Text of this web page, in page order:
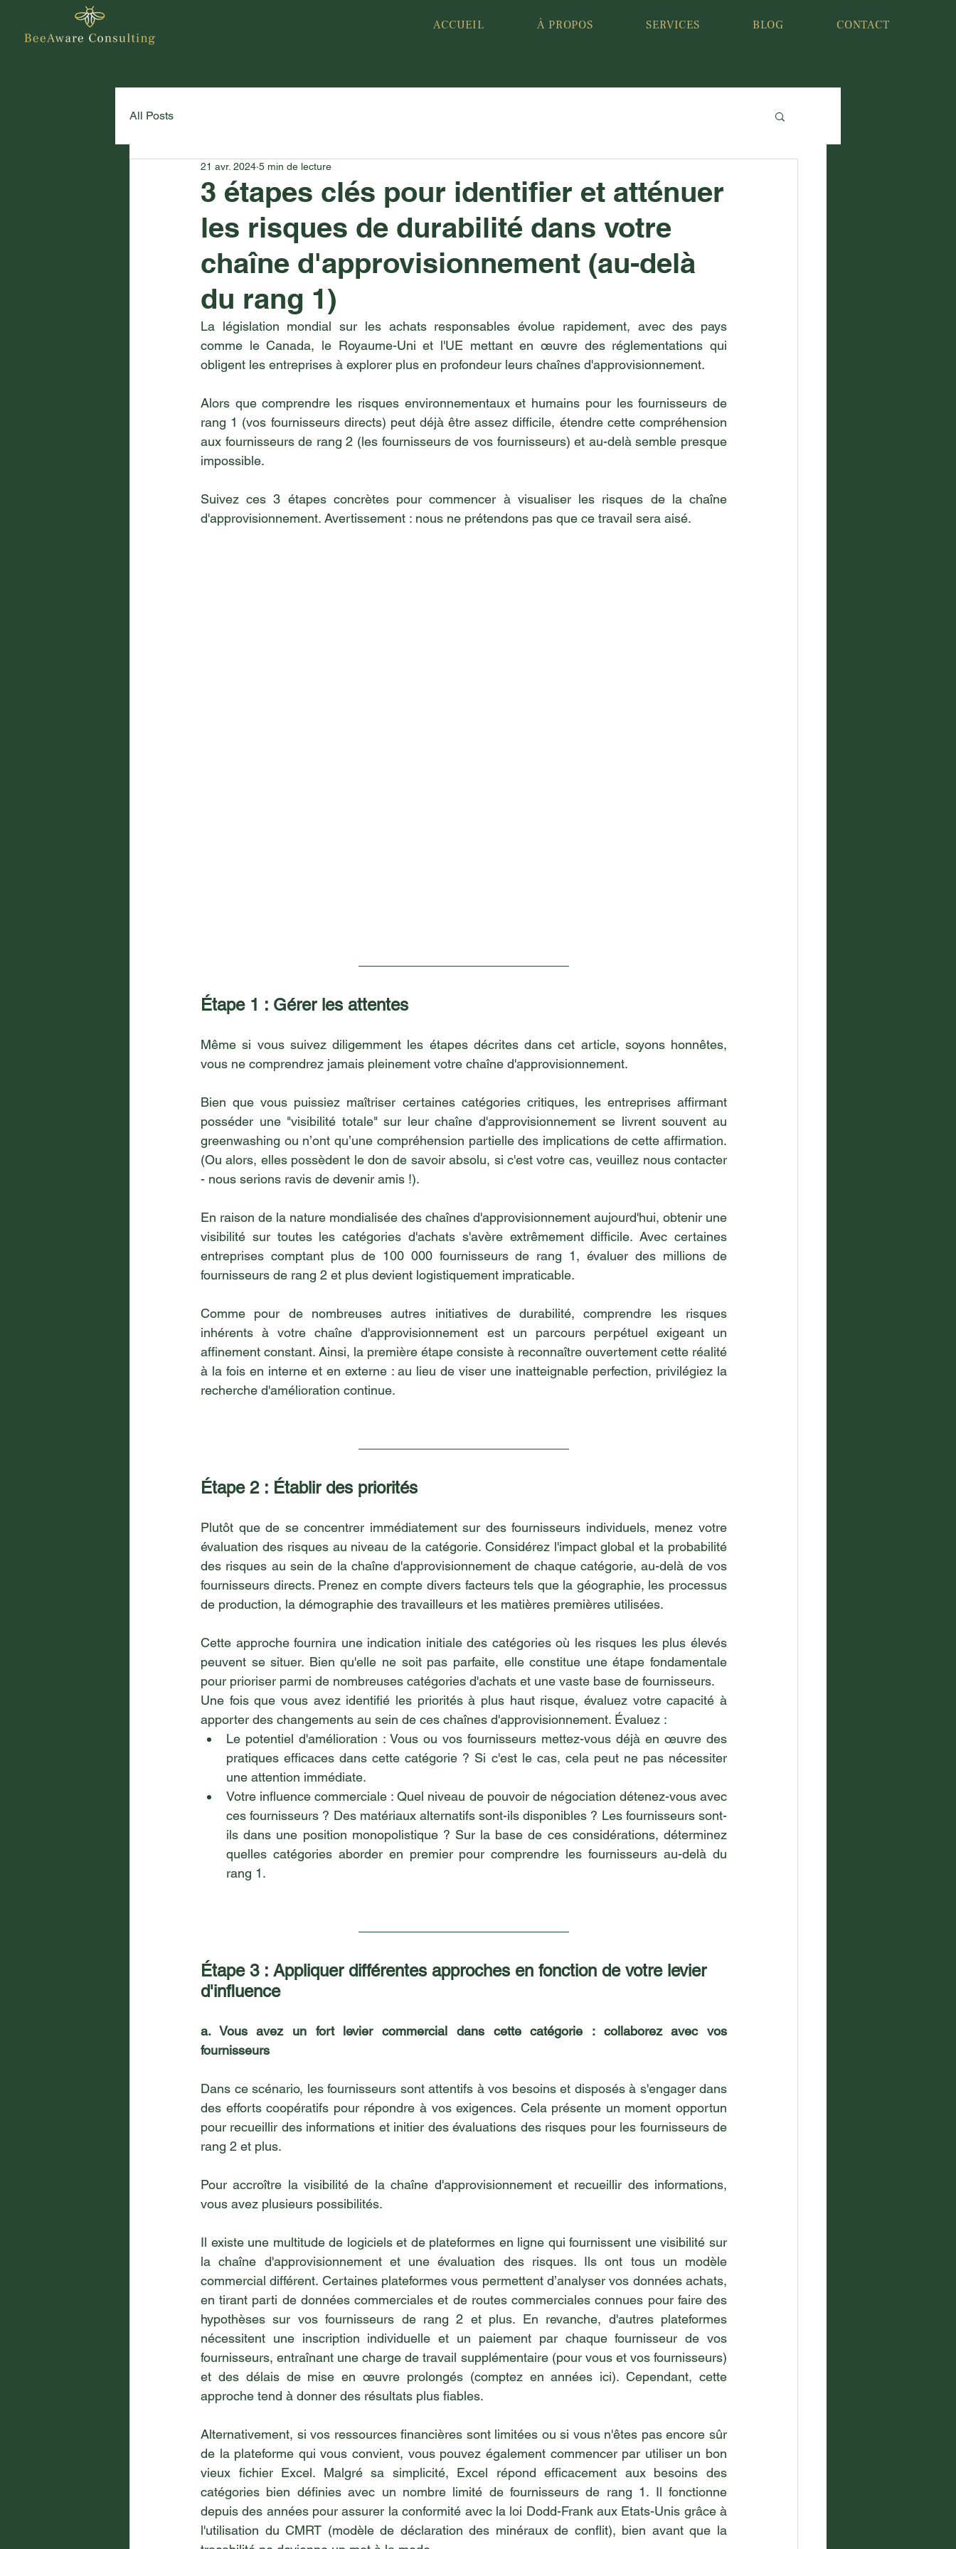
ACCUEIL À PROPOS SERVICES BLOG CONTACT
All Posts
3 étapes clés pour identifier et atténuer
les risques de durabilité dans votre
chaîne d'approvisionnement (au-delà
du rang 1)
21 avr. 2024 5 min de lecture
La législation mondial sur les achats responsables évolue rapidement, avec des pays
comme le Canada, le Royaume-Uni et l'UE mettant en œuvre des réglementations qui
obligent les entreprises à explorer plus en profondeur leurs chaînes d'approvisionnement.
Alors que comprendre les risques environnementaux et humains pour les fournisseurs de
rang 1 (vos fournisseurs directs) peut déjà être assez difficile, étendre cette compréhension
aux fournisseurs de rang 2 (les fournisseurs de vos fournisseurs) et au-delà semble presque
impossible.
Suivez ces 3 étapes concrètes pour commencer à visualiser les risques de la chaîne
d'approvisionnement. Avertissement : nous ne prétendons pas que ce travail sera aisé.
Étape 1 : Gérer les attentes
Même si vous suivez diligemment les étapes décrites dans cet article, soyons honnêtes,
vous ne comprendrez jamais pleinement votre chaîne d'approvisionnement.
Bien que vous puissiez maîtriser certaines catégories critiques, les entreprises affirmant
posséder une "visibilité totale" sur leur chaîne d'approvisionnement se livrent souvent au
greenwashing ou n’ont qu’une compréhension partielle des implications de cette affirmation.
(Ou alors, elles possèdent le don de savoir absolu, si c'est votre cas, veuillez nous contacter
- nous serions ravis de devenir amis !).
En raison de la nature mondialisée des chaînes d'approvisionnement aujourd'hui, obtenir une
visibilité sur toutes les catégories d'achats s'avère extrêmement difficile. Avec certaines
entreprises comptant plus de 100 000 fournisseurs de rang 1, évaluer des millions de
fournisseurs de rang 2 et plus devient logistiquement impraticable.
Comme pour de nombreuses autres initiatives de durabilité, comprendre les risques
inhérents à votre chaîne d'approvisionnement est un parcours perpétuel exigeant un
affinement constant. Ainsi, la première étape consiste à reconnaître ouvertement cette réalité
à la fois en interne et en externe : au lieu de viser une inatteignable perfection, privilégiez la
recherche d'amélioration continue.
Étape 2 : Établir des priorités
Plutôt que de se concentrer immédiatement sur des fournisseurs individuels, menez votre
évaluation des risques au niveau de la catégorie. Considérez l'impact global et la probabilité
des risques au sein de la chaîne d'approvisionnement de chaque catégorie, au-delà de vos
fournisseurs directs. Prenez en compte divers facteurs tels que la géographie, les processus
de production, la démographie des travailleurs et les matières premières utilisées.
Cette approche fournira une indication initiale des catégories où les risques les plus élevés
peuvent se situer. Bien qu'elle ne soit pas parfaite, elle constitue une étape fondamentale
pour prioriser parmi de nombreuses catégories d'achats et une vaste base de fournisseurs.
Une fois que vous avez identifié les priorités à plus haut risque, évaluez votre capacité à
apporter des changements au sein de ces chaînes d'approvisionnement. Évaluez :
Le potentiel d'amélioration : Vous ou vos fournisseurs mettez-vous déjà en œuvre des
pratiques efficaces dans cette catégorie ? Si c'est le cas, cela peut ne pas nécessiter
une attention immédiate.
Votre influence commerciale : Quel niveau de pouvoir de négociation détenez-vous avec
ces fournisseurs ? Des matériaux alternatifs sont-ils disponibles ? Les fournisseurs sont-
ils dans une position monopolistique ? Sur la base de ces considérations, déterminez
quelles catégories aborder en premier pour comprendre les fournisseurs au-delà du
rang 1.
Étape 3 : Appliquer différentes approches en fonction de votre levier
d'influence
a. Vous avez un fort levier commercial dans cette catégorie : collaborez avec vos
fournisseurs
Dans ce scénario, les fournisseurs sont attentifs à vos besoins et disposés à s'engager dans
des efforts coopératifs pour répondre à vos exigences. Cela présente un moment opportun
pour recueillir des informations et initier des évaluations des risques pour les fournisseurs de
rang 2 et plus.
Pour accroître la visibilité de la chaîne d'approvisionnement et recueillir des informations,
vous avez plusieurs possibilités.
Il existe une multitude de logiciels et de plateformes en ligne qui fournissent une visibilité sur
la chaîne d'approvisionnement et une évaluation des risques. Ils ont tous un modèle
commercial différent. Certaines plateformes vous permettent d’analyser vos données achats,
en tirant parti de données commerciales et de routes commerciales connues pour faire des
hypothèses sur vos fournisseurs de rang 2 et plus. En revanche, d'autres plateformes
nécessitent une inscription individuelle et un paiement par chaque fournisseur de vos
fournisseurs, entraînant une charge de travail supplémentaire (pour vous et vos fournisseurs)
et des délais de mise en œuvre prolongés (comptez en années ici). Cependant, cette
approche tend à donner des résultats plus fiables.
Alternativement, si vos ressources financières sont limitées ou si vous n'êtes pas encore sûr
de la plateforme qui vous convient, vous pouvez également commencer par utiliser un bon
vieux fichier Excel. Malgré sa simplicité, Excel répond efficacement aux besoins des
catégories bien définies avec un nombre limité de fournisseurs de rang 1. Il fonctionne
depuis des années pour assurer la conformité avec la loi Dodd-Frank aux Etats-Unis grâce à
l'utilisation du CMRT (modèle de déclaration des minéraux de conflit), bien avant que la